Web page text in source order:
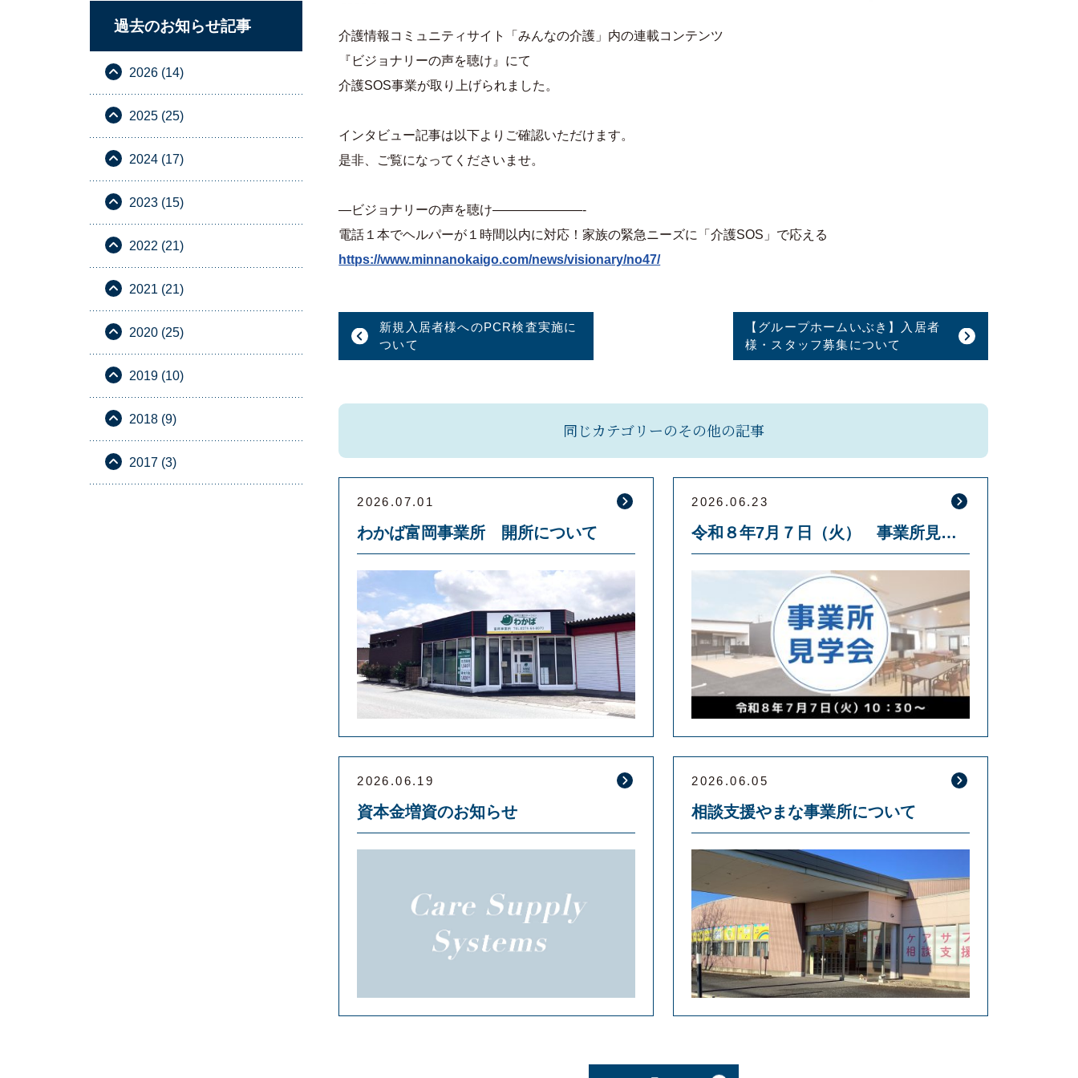
介護情報コミュニティサイト「みんなの介護」内の連載コンテンツ
『ビジョナリーの声を聴け』にて
介護SOS事業が取り上げられました。
インタビュー記事は以下よりご確認いただけます。
是非、ご覧になってくださいませ。
—ビジョナリーの声を聴け———————-
電話１本でヘルパーが１時間以内に対応！家族の緊急ニーズに「介護SOS」で応える
https://www.minnanokaigo.com/news/visionary/no47/
新規入居者様へのPCR検査実施に
ついて
【グループホームいぶき】入居者
様・スタッフ募集について
同じカテゴリーのその他の記事
2026.07.01
わかば富岡事業所 開所について
2026.06.23
令和８年7月７日（火） 事業所見学会を開催します
2026.06.19
資本金増資のお知らせ
2026.06.05
相談支援やまな事業所について
過去のお知らせ記事
2026 (14)
2025 (25)
2024 (17)
2023 (15)
2022 (21)
2021 (21)
2020 (25)
2019 (10)
2018 (9)
2017 (3)